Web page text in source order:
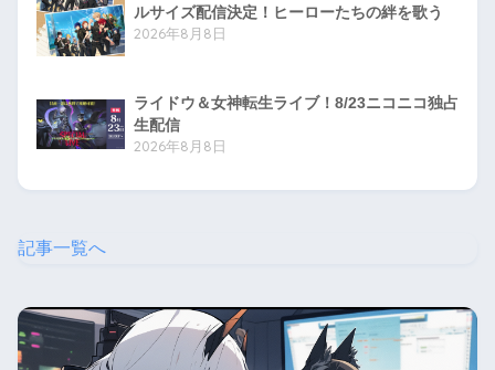
ルサイズ配信決定！ヒーローたちの絆を歌う
2026年8月8日
ライドウ＆女神転生ライブ！8/23ニコニコ独占
生配信
2026年8月8日
記事一覧へ